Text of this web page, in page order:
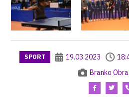
SPORT 19.03.2023
Branko